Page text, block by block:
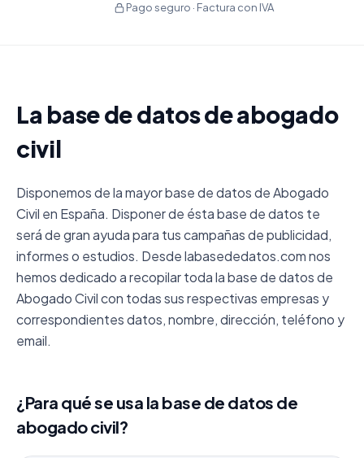
Pago seguro · Factura con IVA
La base de datos de abogado
civil
Disponemos de la mayor base de datos de Abogado
Civil en España. Disponer de ésta base de datos te
será de gran ayuda para tus campañas de publicidad,
informes o estudios. Desde labasededatos.com nos
hemos dedicado a recopilar toda la base de datos de
Abogado Civil con todas sus respectivas empresas y
correspondientes datos, nombre, dirección, teléfono y
email.
¿Para qué se usa la base de datos de
abogado civil?